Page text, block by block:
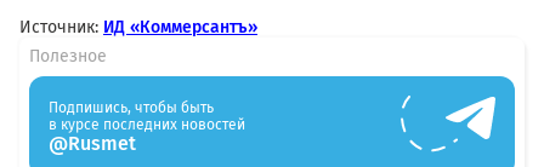
Источник: ИД «Коммерсантъ»
Полезное
Подпишись, чтобы быть
в курсе последних новостей
@Rusmet